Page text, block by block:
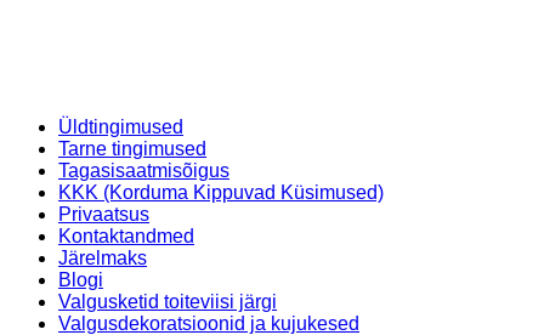
Üldtingimused
Tarne tingimused
Tagasisaatmisõigus
KKK (Korduma Kippuvad Küsimused)
Privaatsus
Kontaktandmed
Järelmaks
Blogi
Valgusketid toiteviisi järgi
Valgusdekoratsioonid ja kujukesed